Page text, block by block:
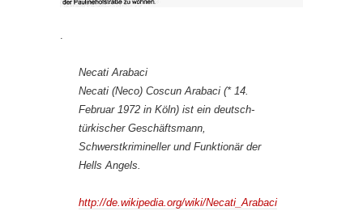
Necati Arabaci
Necati (Neco) Coscun Arabaci (* 14.
Februar 1972 in Köln) ist ein deutsch-
türkischer Geschäftsmann,
Schwerstkrimineller und Funktionär der
Hells Angels.
http://de.wikipedia.org/wiki/Necati_Arabaci